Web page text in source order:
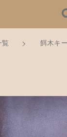
覧 餌木キ
ました
750円（税込）
録
イドの餌木（エ
木キーホルダー
こだわり検索